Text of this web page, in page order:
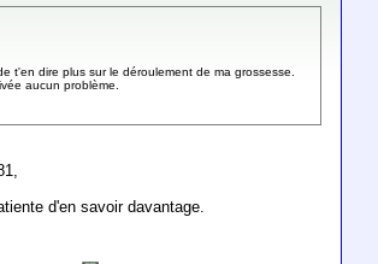
t'en dire plus sur le déroulement de ma grossesse.
aucun problème.
d'en savoir davantage.